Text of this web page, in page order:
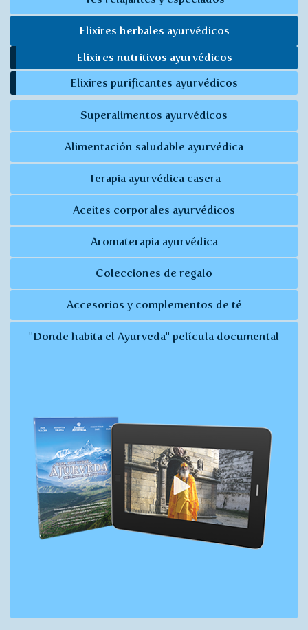
Elixires herbales ayurvédicos
Elixires nutritivos ayurvédicos
Elixires purificantes ayurvédicos
Superalimentos ayurvédicos
Alimentación saludable ayurvédica
Terapia ayurvédica casera
Aceites corporales ayurvédicos
Aromaterapia ayurvédica
Colecciones de regalo
Accesorios y complementos de té
"Donde habita el Ayurveda" película documental